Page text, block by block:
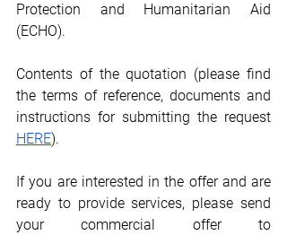
Protection and Humanitarian Aid
(ECHO).
Contents of the quotation (please find
the terms of reference, documents and
HERE).
If you are interested in the offer and are
ready to provide services, please send